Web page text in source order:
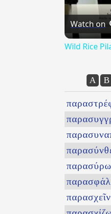
Watch on
Wild Rice
Α Β
παρασύρω
παρασχεῖν